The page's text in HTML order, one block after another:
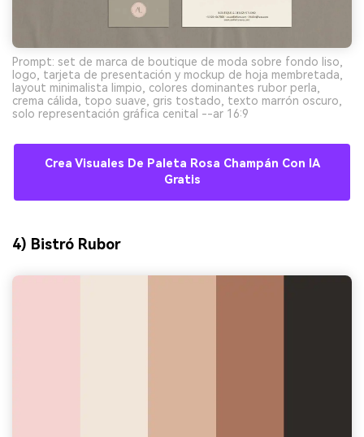
Prompt: set de marca de boutique de moda sobre fondo liso,
logo, tarjeta de presentación y mockup de hoja membretada,
layout minimalista limpio, colores dominantes rubor perla,
crema cálida, topo suave, gris tostado, texto marrón oscuro,
solo representación gráfica cenital --ar 16:9
Crea Visuales De Paleta Rosa Champán Con IA
Gratis
4) Bistró Rubor